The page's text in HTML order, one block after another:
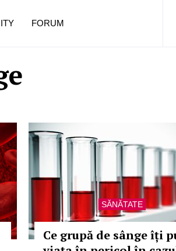
SĂNĂTATE
Ce grupă de sânge îți
FORUM